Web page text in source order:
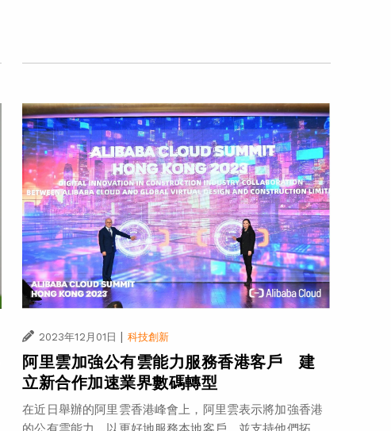
2023年12月01日 科技創新
阿里雲加強公有雲能力服務香港客戶 建
立新合作加速業界數碼轉型
在近日舉辦的阿里雲香港峰會上，阿里雲表示將加強香港